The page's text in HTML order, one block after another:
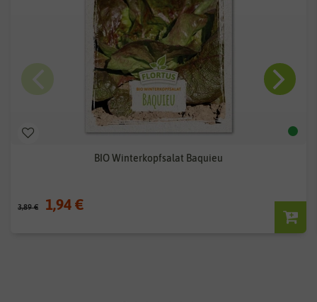
BIO Winterkopfsalat Baquieu
3,89 € 1,94 €